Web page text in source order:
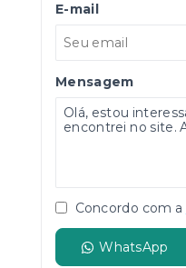
E-mail
Mensagem
Concordo com a
WhatsApp